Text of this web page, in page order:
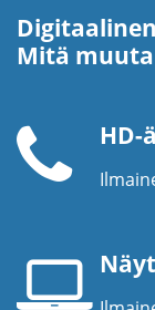
Mitä
HD-